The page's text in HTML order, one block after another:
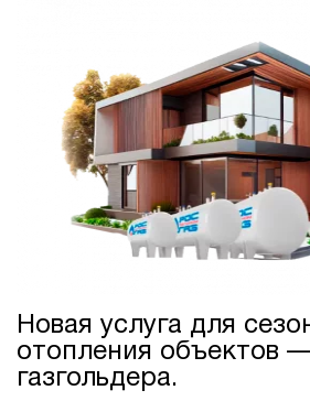
Новая услуга для
отопления объектов
газгольдера.